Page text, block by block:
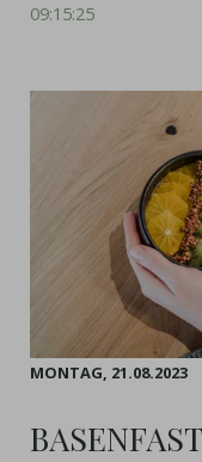
09:15:25
MONTAG, 21.08.2023